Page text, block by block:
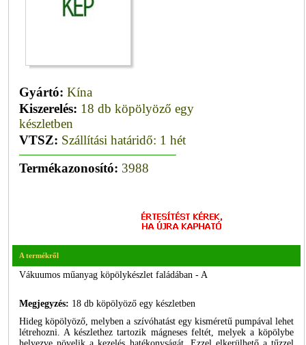
Gyártó: Kína
Kiszerelés: 18 db köpölyöző egy
készletben
VTSZ: Szállítási határidő: 1 hét
Termékazonosító: 3988
A termékről
Vákuumos műanyag köpölykészlet faládában - A
Megjegyzés: 18 db köpölyöző egy készletben
Hideg köpölyöző, melyben a szívóhatást egy kisméretű pumpával lehet
létrehozni. A készlethez tartozik mágneses feltét, melyek a köpölybe